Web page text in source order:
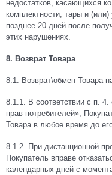
недостатков, касающихся
комплектности, тары и
позднее 20 дней после
этих нарушениях.
8. Возврат Товара
8.1. Возврат\обмен Товара
8.1.1. В соответствии с п.
прав потребителей»,
Товара в любое время до
8.1.2. При дистанционной
Покупатель вправе
календарных дней с